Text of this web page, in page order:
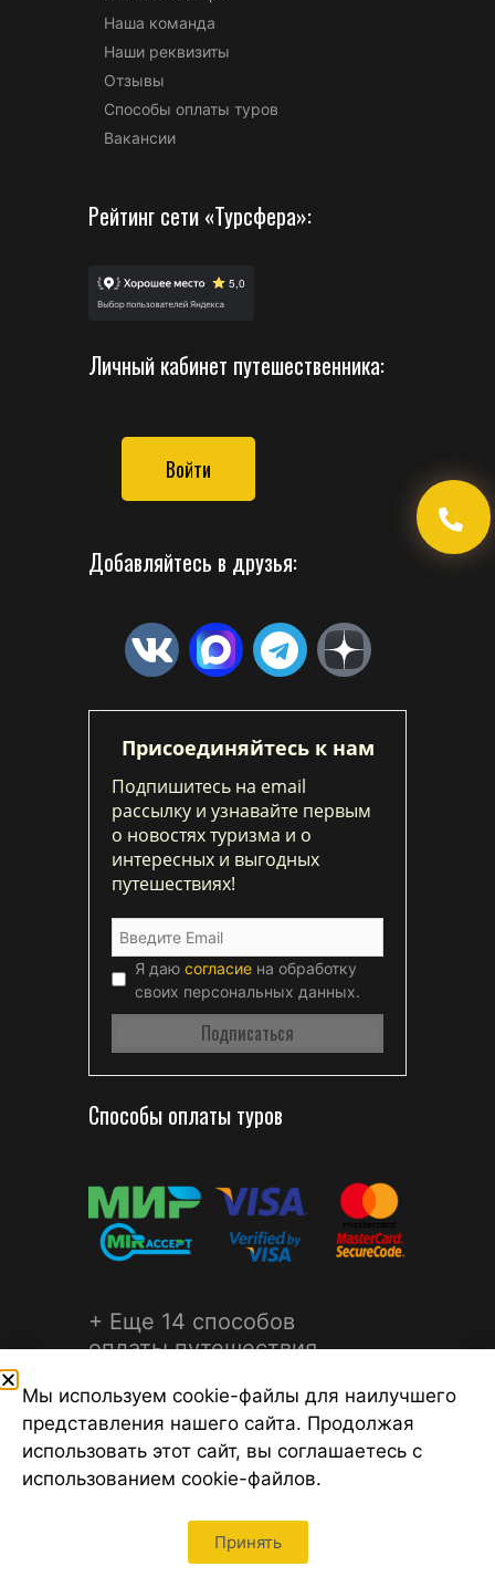
Наша команда
Наши реквизиты
Отзывы
Способы оплаты туров
Вакансии
Рейтинг сети «Турсфера»:
Личный кабинет путешественника:
Войти
Добавляйтесь в друзья:
Присоединяйтесь к нам
Подпишитесь на email
рассылку и узнавайте первым
о новостях туризма и о
интересных и выгодных
путешествиях!
Я даю согласие на обработку
своих персональных данных.
Способы оплаты туров
+ Еще 14 способов
оплаты путешествия
©2026 Турагентство Турсфера - Поиск туров от надежных
Мы используем cookie-файлы для наилучшего
представления нашего сайта. Продолжая
использовать этот сайт, вы соглашаетесь с
использованием cookie-файлов.
Принять